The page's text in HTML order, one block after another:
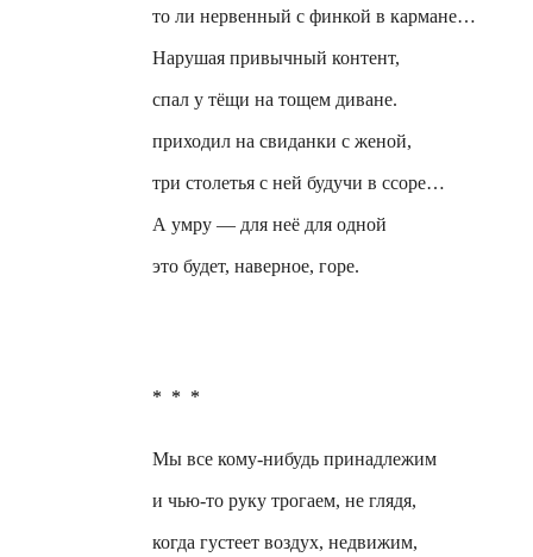
то линервенный с финкой в кармане…
Нарушая привычный контент,
спал у тёщи на тощем диване.
приходил насвиданки с женой,
три столетья с ней будучи в ссоре…
А умру — для неё для одной
это будет, наверное, горе.
* * *
Мы все кому-нибудь принадлежим
и чью-то руку трогаем, не глядя,
когда густеет воздух, недвижим,